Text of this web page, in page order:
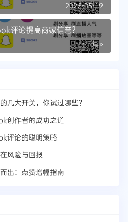
2025-05-19
评论提高商家信誉？
下一篇 »
几大开关，你试过哪些？
创作者的成功之道
评论的聪明策略
风险与回报
出：点赞增幅指南